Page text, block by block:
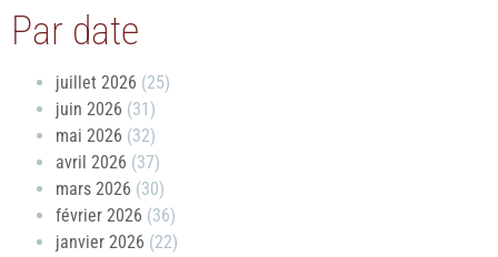
Par date
juillet 2026 (25)
juin 2026 (31)
mai 2026 (32)
avril 2026 (37)
mars 2026 (30)
février 2026 (36)
janvier 2026 (22)